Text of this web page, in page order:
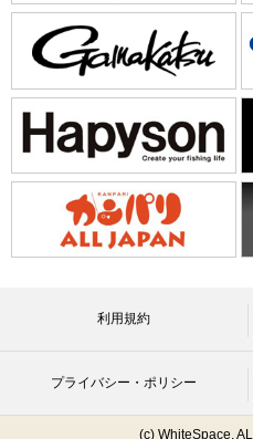
利用規約
プライバシー・ポリシー
(c) WhiteSpace,